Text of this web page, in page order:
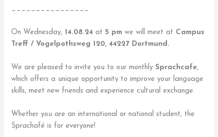
________________
On Wednesday, 14.08.24 at 5 pm we will meet at Campus
Treff / Vogelpothsweg 120, 44227 Dortmund.
We are pleased to invite you to our monthlySprachcafe,
which offers a unique opportunity to improve your language
skills, meet new friends and experience cultural exchange.
Whether you are an international or national student, the
Sprachafé is for everyone!